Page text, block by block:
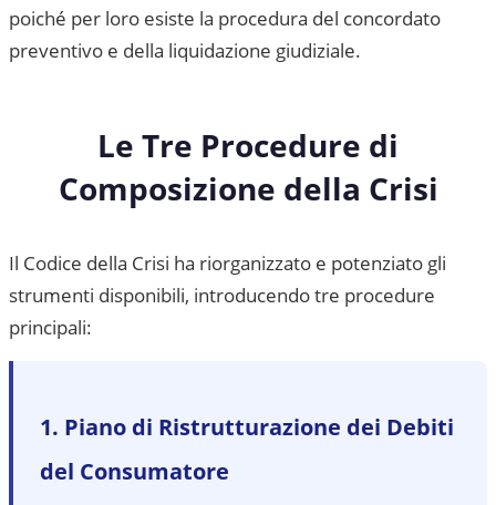
poiché per loro esiste la procedura del concordato
preventivo e della liquidazione giudiziale.
Le Tre Procedure di
Composizione della Crisi
Il Codice della Crisi ha riorganizzato e potenziato gli
strumenti disponibili, introducendo tre procedure
principali:
1. Piano di Ristrutturazione dei Debiti
del Consumatore